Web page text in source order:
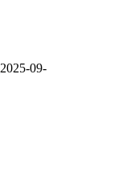
2025-09-